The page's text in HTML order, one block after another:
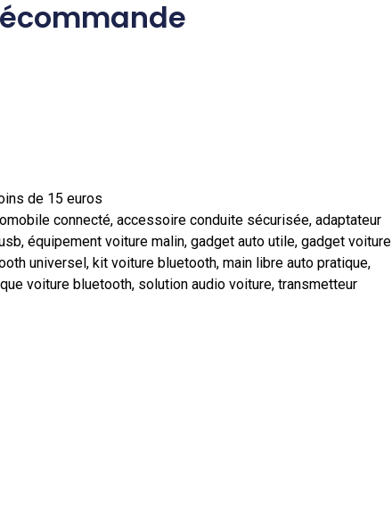
de 15 euros
connecté, accessoire conduite sécurisée, adaptateur
, équipement voiture malin, gadget auto utile, gadget voiture
universel , kit voiture bluetooth, main libre auto pratique,
voiture bluetooth, solution audio voiture, transmetteur